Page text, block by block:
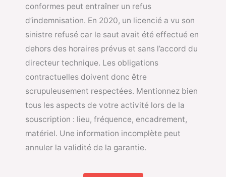
conformes peut entraîner un refus
d’indemnisation. En 2020, un licencié a vu son
sinistre refusé car le saut avait été effectué en
dehors des horaires prévus et sans l’accord du
directeur technique. Les obligations
contractuelles doivent donc être
scrupuleusement respectées. Mentionnez bien
tous les aspects de votre activité lors de la
souscription : lieu, fréquence, encadrement,
matériel. Une information incomplète peut
annuler la validité de la garantie.